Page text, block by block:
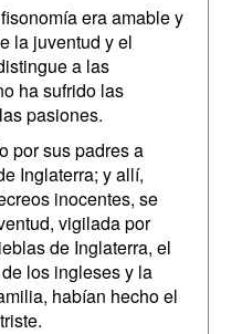
era amable y
la juventud y el
a las
ha sufrido las
pasiones.
por sus padres a
Inglaterra; y allí,
inocentes, se
vigilada por
de Inglaterra, el
los ingleses y la
habían hecho el